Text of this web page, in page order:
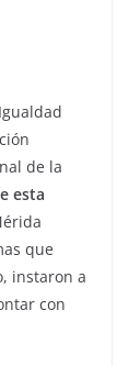
de la
esta
que
instaron a
con